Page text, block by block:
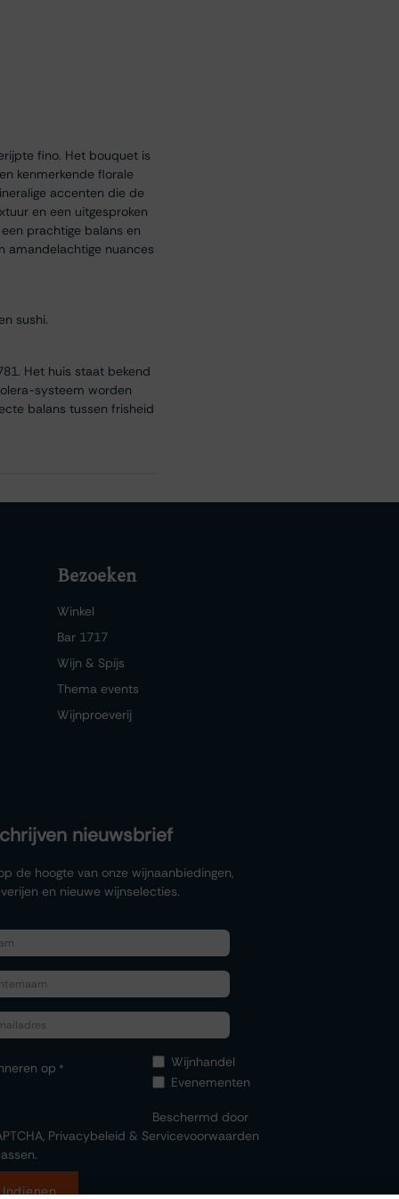
fino. Het bouquet is
kenmerkende florale
accenten die de
en een uitgesproken
prachtige balans en
amandelachtige nuances
sushi.
Het huis staat bekend
systeem worden
balans tussen frisheid
Bezoeken
Winkel
Bar 1717
Wijn & Spijs
Thema events
Wijnproeverij
nieuwsbrief
de hoogte van onze wijnaanbiedingen,
en nieuwe wijnselecties.
op *
Wijnhandel
Evenementen
Beschermd door
Privacybeleid & Servicevoorwaarden
Indienen